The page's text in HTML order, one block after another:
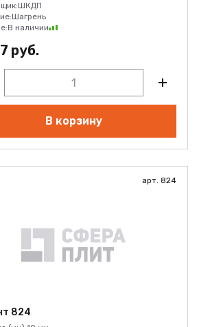
ШКДП
Шагрень
В наличии
руб.
В корзину
арт. 824
824